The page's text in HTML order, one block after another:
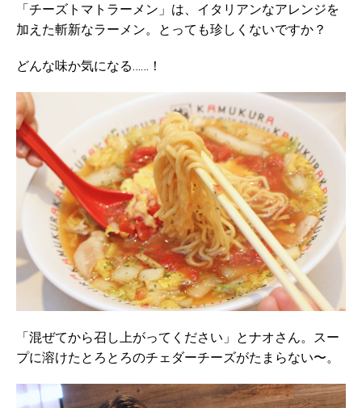
「チーズトマトラーメン」は、イタリアンなアレンジを
加えた斬新なラーメン。とっても珍しくないですか？
どんな味か気になる……！
「混ぜてから召し上がってください」とナオさん。スー
プに溶けたとろとろのチェダーチーズがたまらない〜。